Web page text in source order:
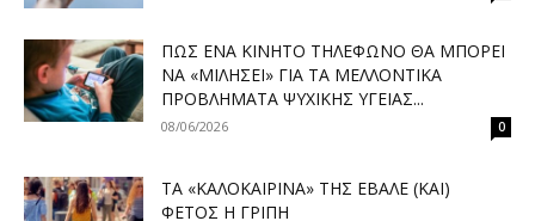
ΠΏΣ ΈΝΑ ΚΙΝΗΤΌ ΤΗΛΈΦΩΝΟ ΘΑ ΜΠΟΡΕΊ
ΝΑ «ΜΙΛΉΣΕΙ» ΓΙΑ ΤΑ ΜΕΛΛΟΝΤΙΚΆ
ΠΡΟΒΛΉΜΑΤΑ ΨΥΧΙΚΉΣ ΥΓΕΊΑΣ...
08/06/2026 0
ΤΑ «ΚΑΛΟΚΑΙΡΙΝΆ» ΤΗΣ ΈΒΑΛΕ (ΚΑΙ)
ΦΈΤΟΣ Η ΓΡΊΠΗ